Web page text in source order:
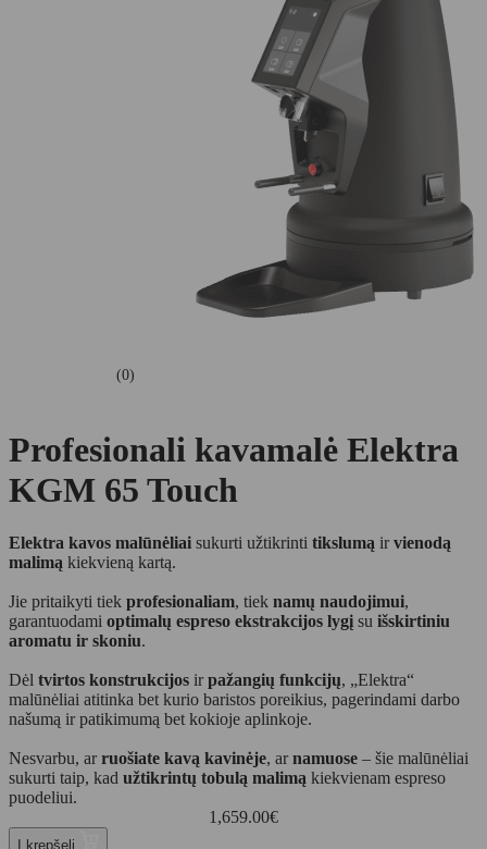
(0)
Profesionali kavamalė Elektra
KGM 65 Touch
Elektra kavos malūnėliai sukurti užtikrinti tikslumą ir vienodą
malimą kiekvieną kartą.
Jie pritaikyti tiek profesionaliam, tiek namų naudojimui,
garantuodami optimalų espreso ekstrakcijos lygį su išskirtiniu
aromatu ir skoniu.
Dėl tvirtos konstrukcijos ir pažangių funkcijų, „Elektra“
malūnėliai atitinka bet kurio baristos poreikius, pagerindami darbo
našumą ir patikimumą bet kokioje aplinkoje.
Nesvarbu, ar ruošiate kavą kavinėje, ar namuose – šie malūnėliai
sukurti taip, kad užtikrintų tobulą malimą kiekvienam espreso
puodeliui.
1,659.00€
Į krepšelį